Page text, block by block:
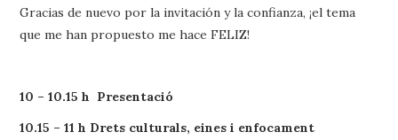
Gracias de nuevo por la invitación y la confianza, ¡el tema
que me han propuesto me hace FELIZ!
10 – 10.15 h Presentació
10.15 – 11 h Drets culturals, eines i enfocament